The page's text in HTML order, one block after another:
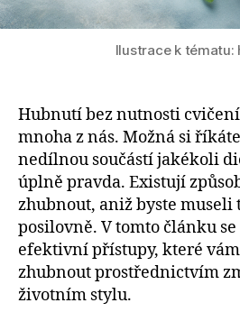
Ilustrace k tématu:
Hubnutí bez nutnosti
mnoha z nás. Možná si
nedílnou součástí jakékoli
úplně pravda. Existují
zhubnout, aniž byste
posilovně. V tomto článku
efektivní přístupy, které
zhubnout prostřednictvím
životním stylu.